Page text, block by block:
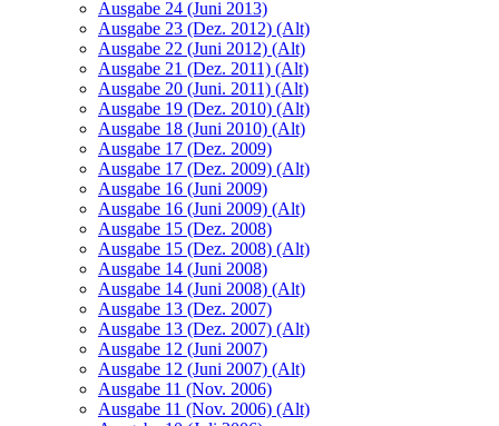
Ausgabe 24 (Juni 2013)
Ausgabe 23 (Dez. 2012) (Alt)
Ausgabe 22 (Juni 2012) (Alt)
Ausgabe 21 (Dez. 2011) (Alt)
Ausgabe 20 (Juni. 2011) (Alt)
Ausgabe 19 (Dez. 2010) (Alt)
Ausgabe 18 (Juni 2010) (Alt)
Ausgabe 17 (Dez. 2009)
Ausgabe 17 (Dez. 2009) (Alt)
Ausgabe 16 (Juni 2009)
Ausgabe 16 (Juni 2009) (Alt)
Ausgabe 15 (Dez. 2008)
Ausgabe 15 (Dez. 2008) (Alt)
Ausgabe 14 (Juni 2008)
Ausgabe 14 (Juni 2008) (Alt)
Ausgabe 13 (Dez. 2007)
Ausgabe 13 (Dez. 2007) (Alt)
Ausgabe 12 (Juni 2007)
Ausgabe 12 (Juni 2007) (Alt)
Ausgabe 11 (Nov. 2006)
Ausgabe 11 (Nov. 2006) (Alt)